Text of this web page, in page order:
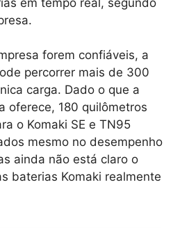
forem confiáveis, a
percorrer mais de 300
carga. Dado o que a
oferece, 180 quilômetros
o Komaki SE e TN95
mesmo no desempenho
ainda não está claro o
baterias Komaki realmente